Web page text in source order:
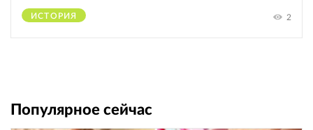
ИСТОРИЯ 2
Популярное сейчас